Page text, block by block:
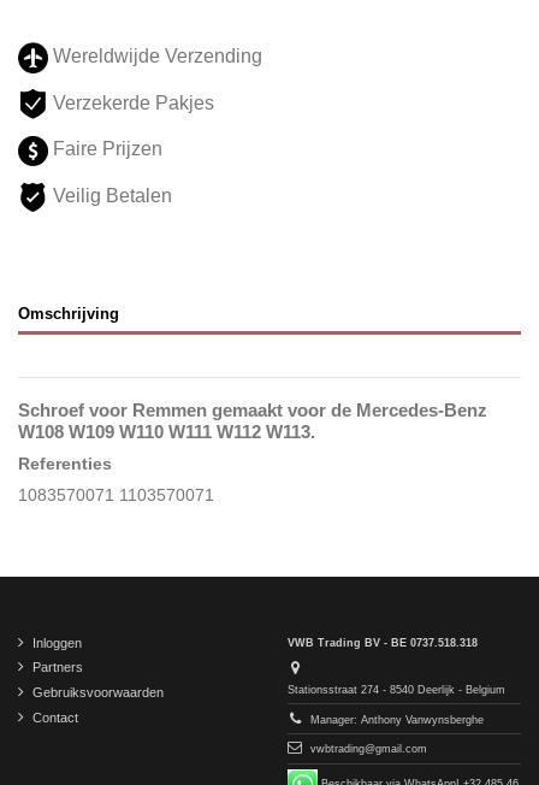
Wereldwijde Verzending
Verzekerde Pakjes
Faire Prijzen
Veilig Betalen
Omschrijving
Schroef voor Remmen gemaakt voor de Mercedes-Benz
W108 W109 W110 W111 W112 W113.
Referenties
1083570071 1103570071
Inloggen
Partners
Gebruiksvoorwaarden
Contact
VWB Trading BV - BE 0737.518.318
Stationsstraat 274 - 8540 Deerlijk - Belgium
Manager: Anthony Vanwynsberghe
vwbtrading@gmail.com